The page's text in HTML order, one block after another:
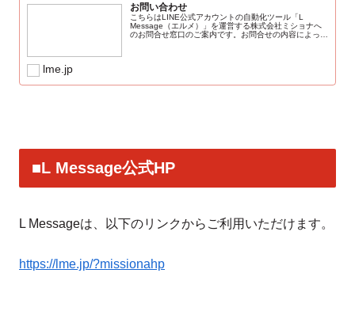
お問い合わせ
こちらはLINE公式アカウントの自動化ツール「L
Message（エルメ）」を運営する株式会社ミショナへ
のお問合せ窓口のご案内です。お問合せの内容によって
lme.jp
■L Message公式HP
L Messageは、以下のリンクからご利用いただけます。
https://lme.jp/?missionahp